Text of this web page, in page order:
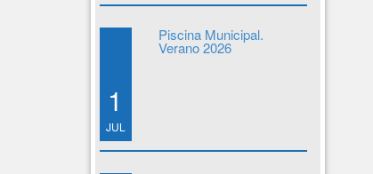
1
JUL
Piscina Municipal.
Verano 2026